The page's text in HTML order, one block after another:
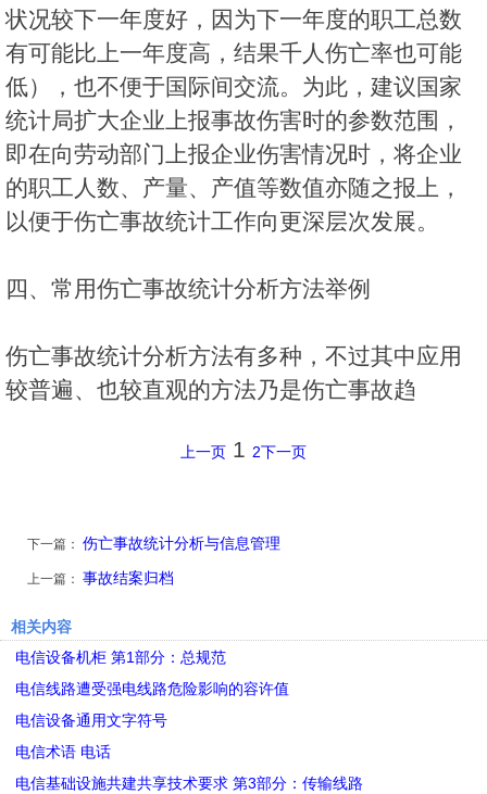
状况较下一年度好，因为下一年度的职工总数
有可能比上一年度高，结果千人伤亡率也可能
低），也不便于国际间交流。为此，建议国家
统计局扩大企业上报事故伤害时的参数范围，
即在向劳动部门上报企业伤害情况时，将企业
的职工人数、产量、产值等数值亦随之报上，
以便于伤亡事故统计工作向更深层次发展。
四、常用伤亡事故统计分析方法举例
伤亡事故统计分析方法有多种，不过其中应用
较普遍、也较直观的方法乃是伤亡事故趋
上一页 1 2下一页
下一篇： 伤亡事故统计分析与信息管理
上一篇： 事故结案归档
相关内容
电信设备机柜 第1部分：总规范
电信线路遭受强电线路危险影响的容许值
电信设备通用文字符号
电信术语 电话
电信基础设施共建共享技术要求 第3部分：传输线路